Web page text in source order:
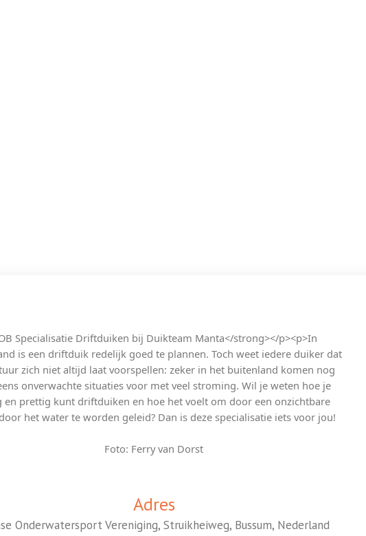
Specialisatie Driftduiken bij Duikteam Manta</strong></p><p>In
is een driftduik redelijk goed te plannen. Toch weet iedere duiker dat
zich niet altijd laat voorspellen: zeker in het buitenland komen nog
onverwachte situaties voor met veel stroming. Wil je weten hoe je
en prettig kunt driftduiken en hoe het voelt om door een onzichtbare
het water te worden geleid? Dan is deze specialisatie iets voor jou!
Foto: Ferry van Dorst
Adres
Onderwatersport Vereniging, Struikheiweg, Bussum, Nederland